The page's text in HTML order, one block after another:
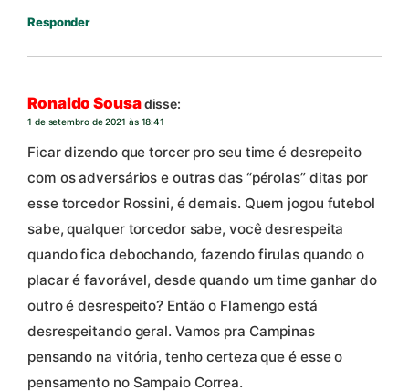
Responder
Ronaldo Sousadisse:
1 de setembro de 2021 às 18:41
Ficar dizendo que torcer pro seu time é desrepeito
com os adversários e outras das “pérolas” ditas por
esse torcedor Rossini, é demais. Quem jogou futebol
sabe, qualquer torcedor sabe, você desrespeita
quando fica debochando, fazendo firulas quando o
placar é favorável, desde quando um time ganhar do
outro é desrespeito? Então o Flamengo está
desrespeitando geral. Vamos pra Campinas
pensando na vitória, tenho certeza que é esse o
pensamento no Sampaio Correa.